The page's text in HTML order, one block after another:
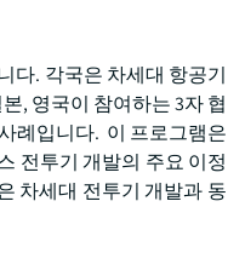
다. 각국은 차세대 항공기
, 영국이 참여하는 3자 협
례입니다. 이 프로그램은
전투기 개발의 주요 이정
차세대 전투기 개발과 동